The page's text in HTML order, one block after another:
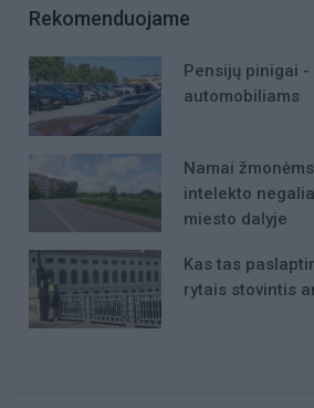
Rekomenduojame
Pensijų pinigai
automobiliams
Namai
intelekto
miesto dalyje
Kas tas
rytais stovintis